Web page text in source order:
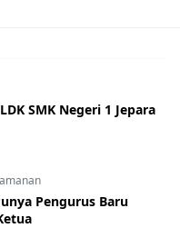
SMK Negeri 1 Jepara
Pengurus Baru